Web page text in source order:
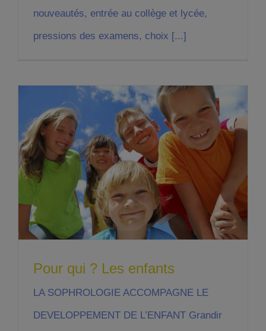
nouveautés, entrée au collège et lycée,
pressions des examens, choix [...]
Pour qui ? Les enfants
LA SOPHROLOGIE ACCOMPAGNE LE
DEVELOPPEMENT DE L’ENFANT Grandir